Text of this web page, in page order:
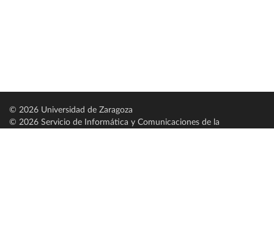
© 2026 Universidad de Zaragoza
© 2026 Servicio de Informática y Comunicaciones de la